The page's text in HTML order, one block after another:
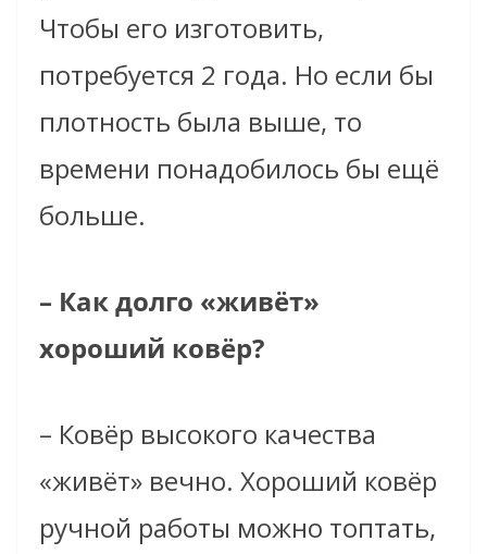
Чтобы его изготовить,
потребуется 2 года. Но если бы
плотность была выше, то
времени понадобилось бы ещё
больше.
– Как долго «живёт»
хороший ковёр?
– Ковёр высокого качества
«живёт» вечно. Хороший ковёр
ручной работы можно топтать,